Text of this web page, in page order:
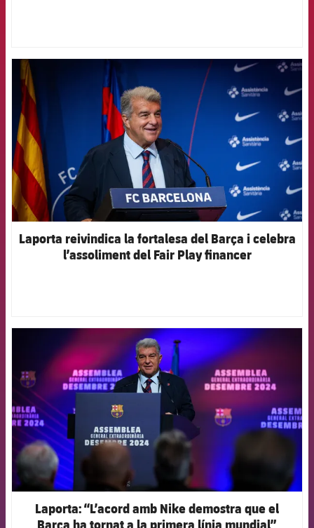
FCB Barcelona badge
Laporta reivindica la fortalesa del Barça i celebra
l’assoliment del Fair Play financer
FCB Barcelona badge
Laporta: “L’acord amb Nike demostra que el